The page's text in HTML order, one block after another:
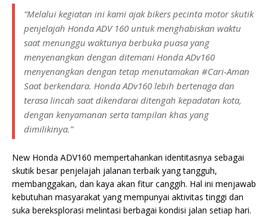
“Melalui kegiatan ini kami ajak bikers pecinta motor skutik
penjelajah Honda ADV 160 untuk menghabiskan waktu
saat menunggu waktunya berbuka puasa yang
menyenangkan dengan ditemani Honda ADv160
menyenangkan dengan tetap menutamakan #Cari-Aman
Saat berkendara. Honda ADv160 lebih bertenaga dan
terasa lincah saat dikendarai ditengah kepadatan kota,
dengan kenyamanan serta tampilan khas yang
dimilikinya.”
New Honda ADV160 mempertahankan identitasnya sebagai
skutik besar penjelajah jalanan terbaik yang tangguh,
membanggakan, dan kaya akan fitur canggih. Hal ini menjawab
kebutuhan masyarakat yang mempunyai aktivitas tinggi dan
suka bereksplorasi melintasi berbagai kondisi jalan setiap hari.